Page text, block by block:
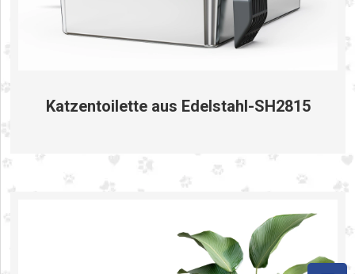
Katzentoilette aus Edelstahl-SH2815